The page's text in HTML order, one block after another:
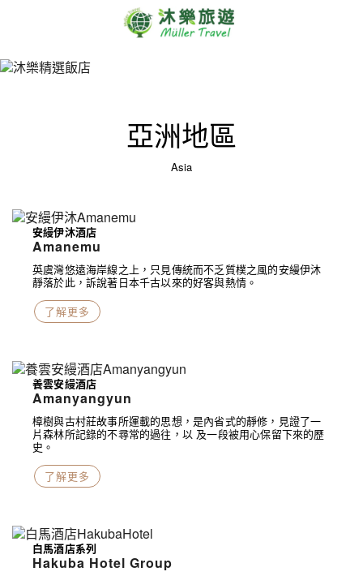
亞洲地區
Asia
安縵伊沐酒店
Amanemu
英虞灣悠遠海岸線之上，只見傳統而不乏質樸之風的安縵伊沐
靜落於此，訴說著日本千古以來的好客與熱情。
了解更多
養雲安縵酒店
Amanyangyun
樟樹與古村莊故事所運載的思想，是內省式的靜修，見證了一
片森林所記錄的不尋常的過往，以 及一段被用心保留下來的歷
史。
了解更多
白馬酒店系列
Hakuba Hotel Group